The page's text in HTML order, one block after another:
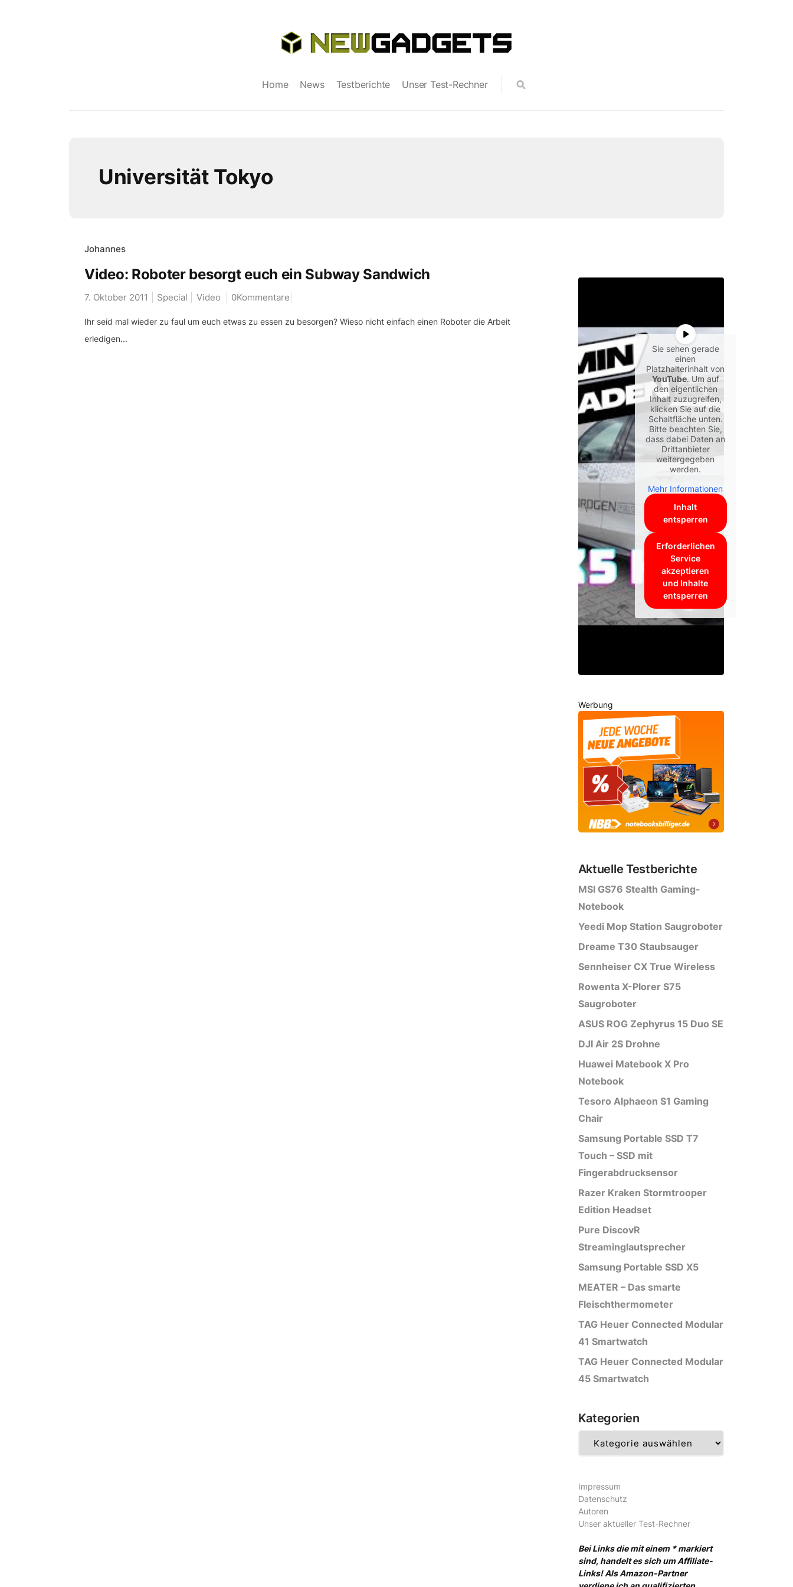
Home News Testberichte Unser Test-Rechner
Universität Tokyo
Johannes
Video: Roboter besorgt euch ein Subway Sandwich
7. Oktober 2011 Special Video 0Kommentare
Ihr seid mal wieder zu faul um euch etwas zu essen zu besorgen? Wieso nicht einfach einen Roboter die Arbeit
erledigen...
Sie sehen gerade
einen
Platzhalterinhalt von
YouTube. Um auf
den eigentlichen
Inhalt zuzugreifen,
klicken Sie auf die
Schaltfläche unten.
Bitte beachten Sie,
dass dabei Daten an
Drittanbieter
weitergegeben
werden.
Mehr Informationen
Inhalt
entsperren
Erforderlichen
Service
akzeptieren
und Inhalte
entsperren
Werbung
Aktuelle Testberichte
MSI GS76 Stealth Gaming-
Notebook
Yeedi Mop Station Saugroboter
Dreame T30 Staubsauger
Sennheiser CX True Wireless
Rowenta X-Plorer S75
Saugroboter
ASUS ROG Zephyrus 15 Duo SE
DJI Air 2S Drohne
Huawei Matebook X Pro
Notebook
Tesoro Alphaeon S1 Gaming
Chair
Samsung Portable SSD T7
Touch – SSD mit
Fingerabdrucksensor
Razer Kraken Stormtrooper
Edition Headset
Pure DiscovR
Streaminglautsprecher
Samsung Portable SSD X5
MEATER – Das smarte
Fleischthermometer
TAG Heuer Connected Modular
41 Smartwatch
TAG Heuer Connected Modular
45 Smartwatch
Kategorien
Impressum
Datenschutz
Autoren
Unser aktueller Test-Rechner
Bei Links die mit einem * markiert
sind, handelt es sich um Affiliate-
Links! Als Amazon-Partner